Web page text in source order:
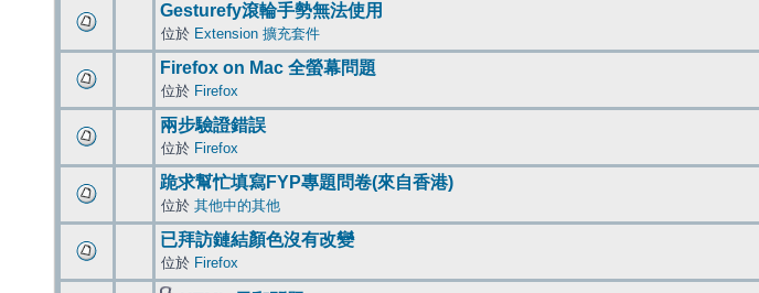
Gesturefy滾輪手勢無法使用
位於 Extension 擴充套件
Firefox on Mac 全螢幕問題
位於 Firefox
兩步驗證錯誤
位於 Firefox
跪求幫忙填寫FYP專題問卷(來自香港)
位於 其他中的其他
已拜訪鏈結顏色沒有改變
位於 Firefox